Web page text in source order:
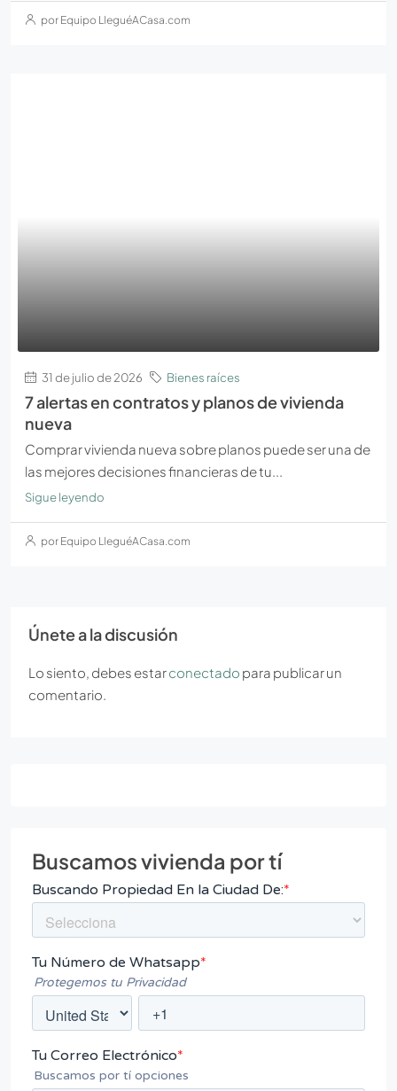
por Equipo LleguéACasa.com
31 de julio de 2026 Bienes raíces
7 alertas en contratos y planos de vivienda
nueva
Comprar vivienda nueva sobre planos puede ser una de
las mejores decisiones financieras de tu...
Sigue leyendo
por Equipo LleguéACasa.com
Únete a la discusión
Lo siento, debes estarconectado para publicar un
comentario.
Buscamos vivienda por tí